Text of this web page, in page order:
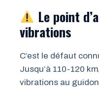
Le point
vibrations
C’est le défaut
Jusqu’à 110-120
vibrations au